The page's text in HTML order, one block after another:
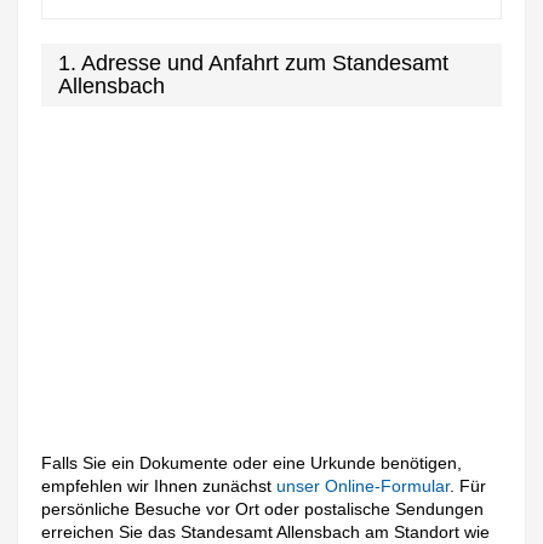
1. Adresse und Anfahrt zum Standesamt
Allensbach
Falls Sie ein Dokumente oder eine Urkunde benötigen,
empfehlen wir Ihnen zunächstunser Online-Formular. Für
persönliche Besuche vor Ort oder postalische Sendungen
erreichen Sie das Standesamt Allensbach am Standort wie